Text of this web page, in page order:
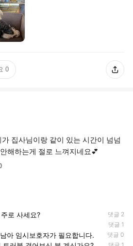
0
집사님이랑 같이 있는 시간이 넘넘
해하는게 절로 느껴지네요💕
로 사세요? 댓글 2
댓글 1
아 임시보호자가 필요합니다. 댓글 0